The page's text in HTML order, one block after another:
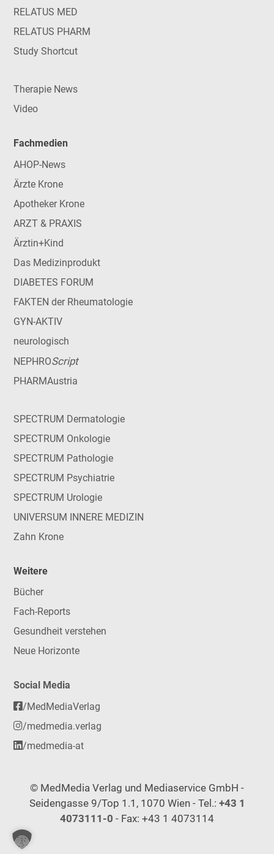
RELATUS MED
RELATUS PHARM
Study Shortcut
Therapie News
Video
Fachmedien
AHOP-News
Ärzte Krone
Apotheker Krone
ARZT & PRAXIS
Ärztin+Kind
Das Medizinprodukt
DIABETES FORUM
FAKTEN der Rheumatologie
GYN-AKTIV
neurologisch
NEPHROScript
PHARMAustria
SPECTRUM Dermatologie
SPECTRUM Onkologie
SPECTRUM Pathologie
SPECTRUM Psychiatrie
SPECTRUM Urologie
UNIVERSUM INNERE MEDIZIN
Zahn Krone
Weitere
Bücher
Fach-Reports
Gesundheit verstehen
Neue Horizonte
Social Media
/MedMediaVerlag
/medmedia.verlag
/medmedia-at
© MedMedia Verlag und Mediaservice GmbH -
Seidengasse 9/Top 1.1, 1070 Wien - Tel.: +43 1
4073111-0 - Fax: +43 1 4073114